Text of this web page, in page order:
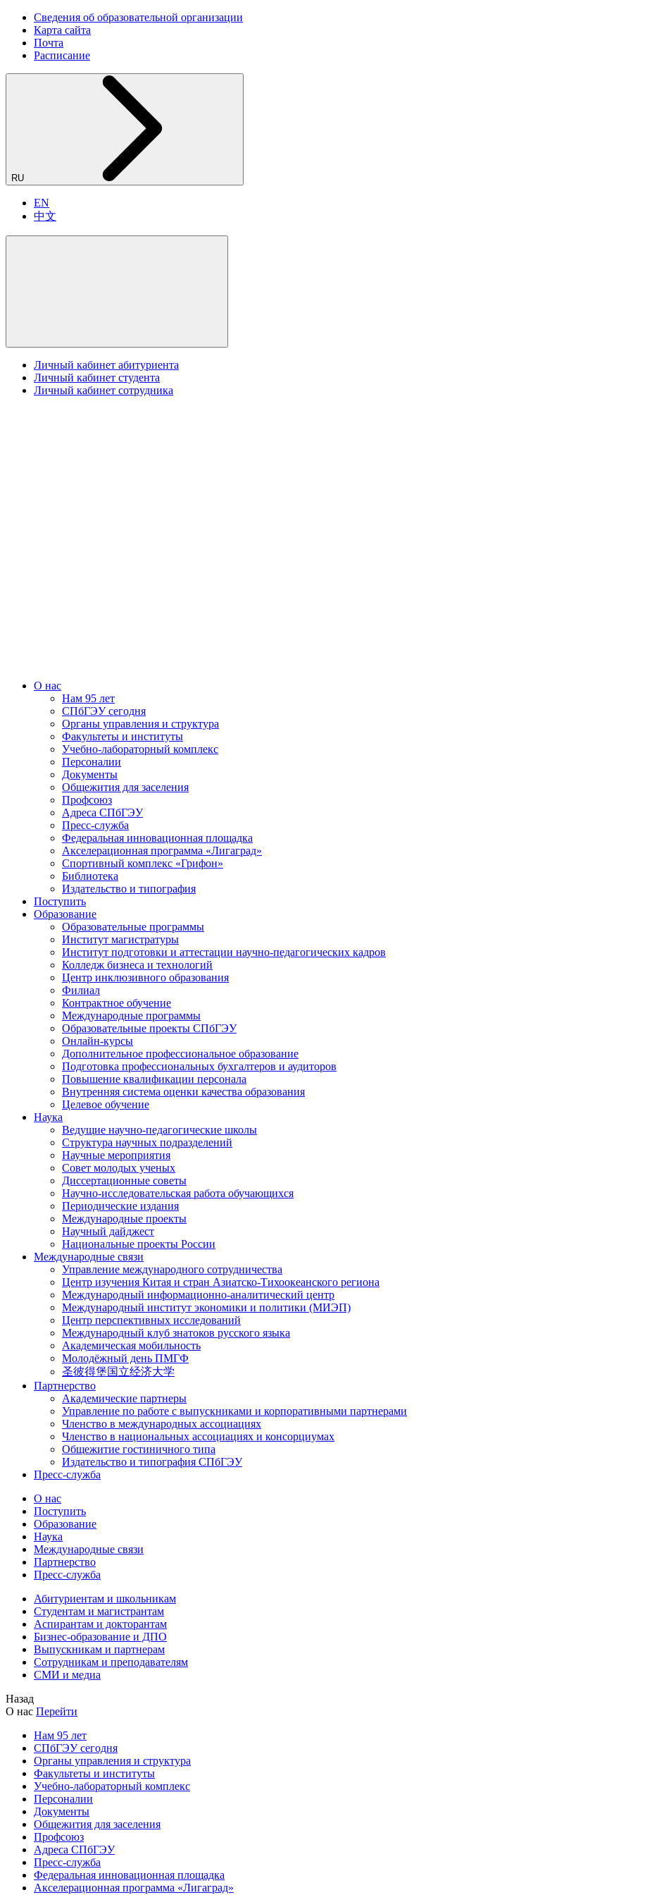
Сведения об образовательной организации
Карта сайта
Почта
Расписание
RU
EN
中文
Личный кабинет абитуриента
Личный кабинет студента
Личный кабинет сотрудника
О нас
Нам 95 лет
СПбГЭУ сегодня
Органы управления и структура
Факультеты и институты
Учебно-лабораторный комплекс
Персоналии
Документы
Общежития для заселения
Профсоюз
Адреса СПбГЭУ
Пресс-служба
Федеральная инновационная площадка
Акселерационная программа «Лигаград»­­
Спортивный комплекс «Грифон»
Библиотека
Издательство и типография
Поступить
Образование
Образовательные программы
Институт магистратуры
Институт подготовки и аттестации научно-педагогических кадров
Колледж бизнеса и технологий
Центр инклюзивного образования
Филиал
Контрактное обучение
Международные программы
Образовательные проекты СПбГЭУ
Онлайн-курсы
Дополнительное профессиональное образование
Подготовка профессиональных бухгалтеров и аудиторов
Повышение квалификации персонала
Внутренняя система оценки качества образования
Целевое обучение
Наука
Ведущие научно-педагогические школы
Структура научных подразделений
Научные мероприятия
Совет молодых ученых
Диссертационные советы
Научно-исследовательская работа обучающихся
Периодические издания
Международные проекты
Научный дайджест
Национальные проекты России
Международные связи
Управление международного сотрудничества
Центр изучения Китая и стран Азиатско-Тихоокеанского региона
Международный информационно-аналитический центр
Международный институт экономики и политики (МИЭП)
Центр перспективных исследований
Международный клуб знатоков русского языка
Академическая мобильность
Молодёжный день ПМГФ
圣彼得堡国立经济大学
Партнерство
Академические партнеры
Управление по работе с выпускниками и корпоративными партнерами
Членство в международных ассоциациях
Членство в национальных ассоциациях и консорциумах
Общежитие гостиничного типа
Издательство и типография СПбГЭУ
Пресс-служба
О нас
Поступить
Образование
Наука
Международные связи
Партнерство
Пресс-служба
Абитуриентам и школьникам
Студентам и магистрантам
Аспирантам и докторантам
Бизнес-образование и ДПО
Выпускникам и партнерам
Сотрудникам и преподавателям
СМИ и медиа
Назад
О нас Перейти
Нам 95 лет
СПбГЭУ сегодня
Органы управления и структура
Факультеты и институты
Учебно-лабораторный комплекс
Персоналии
Документы
Общежития для заселения
Профсоюз
Адреса СПбГЭУ
Пресс-служба
Федеральная инновационная площадка
Акселерационная программа «Лигаград»­­